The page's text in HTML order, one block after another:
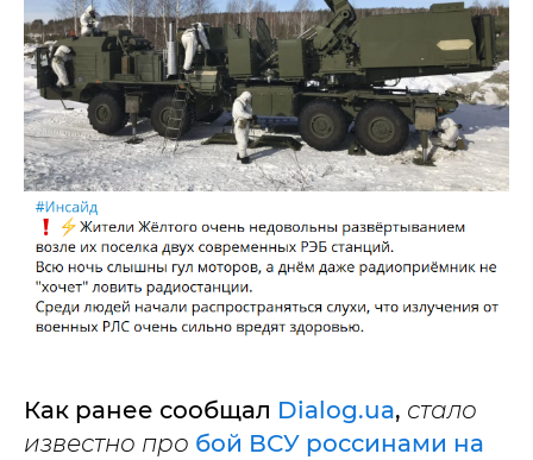
Как ранее сообщал Dialog.ua, стало
известно про бой ВСУ россинами на